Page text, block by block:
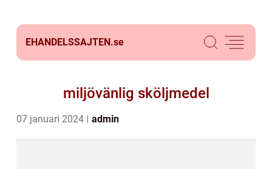
EHANDELSSAJTEN.se
miljövänlig sköljmedel
07 januari 2024 admin